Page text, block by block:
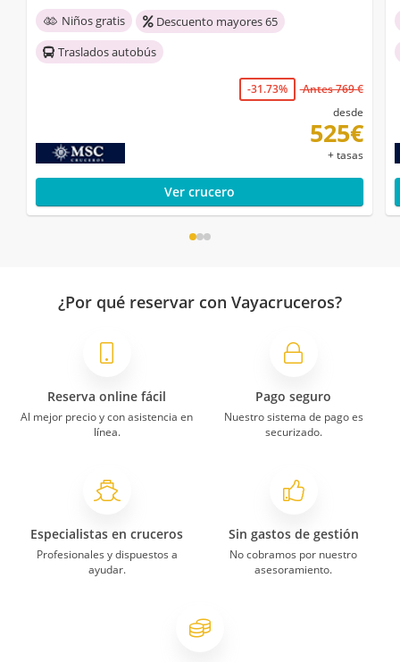
Niños gratis
Descuento mayores 65
Traslados autobús
-31.73%
Antes 769 €
desde
525€
+ tasas
Ver crucero
¿Por qué reservar con Vayacruceros?
Reserva online fácil
Al mejor precio y con asistencia en
línea.
Pago seguro
Nuestro sistema de pago es
securizado.
Especialistas en cruceros
Profesionales y dispuestos a
ayudar.
Sin gastos de gestión
No cobramos por nuestro
asesoramiento.